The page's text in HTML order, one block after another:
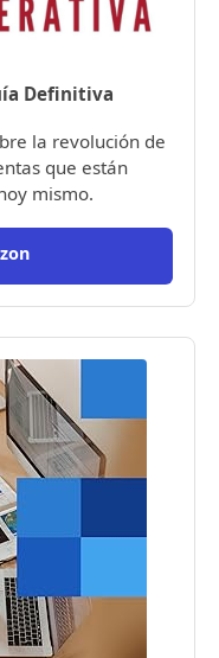
Definitiva
la revolución de
que están
mismo.